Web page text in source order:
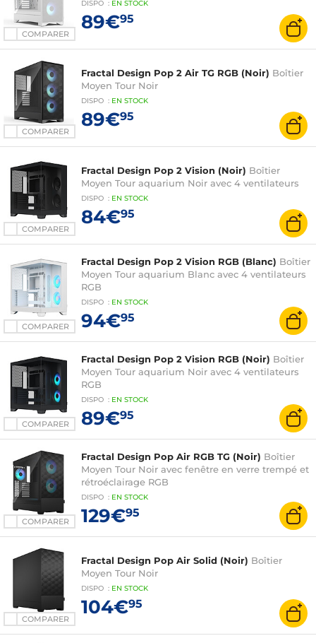
COMPARER
DISPO : EN STOCK
89€95
COMPARER
Fractal Design Pop 2 Air TG RGB (Noir) Boîtier
Moyen Tour Noir
DISPO : EN STOCK
89€95
COMPARER
Fractal Design Pop 2 Vision (Noir) Boîtier
Moyen Tour aquarium Noir avec 4 ventilateurs
DISPO : EN STOCK
84€95
COMPARER
Fractal Design Pop 2 Vision RGB (Blanc) Boîtier
Moyen Tour aquarium Blanc avec 4 ventilateurs
RGB
DISPO : EN STOCK
94€95
COMPARER
Fractal Design Pop 2 Vision RGB (Noir) Boîtier
Moyen Tour aquarium Noir avec 4 ventilateurs
RGB
DISPO : EN STOCK
89€95
COMPARER
Fractal Design Pop Air RGB TG (Noir) Boîtier
Moyen Tour Noir avec fenêtre en verre trempé et
rétroéclairage RGB
DISPO : EN STOCK
129€95
COMPARER
Fractal Design Pop Air Solid (Noir) Boîtier
Moyen Tour Noir
DISPO : EN STOCK
104€95